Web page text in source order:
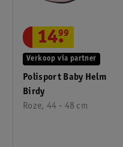
Polisport Baby Helm
Birdy
Roze, 44 - 48 cm
Verkoop via partner
14.
99